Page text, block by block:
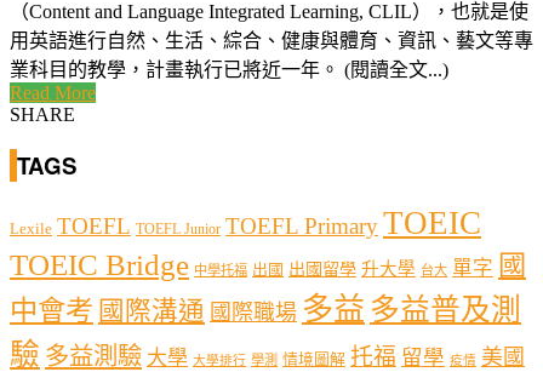
（Content and Language Integrated Learning, CLIL），也就是使
用英語進行自然、生活、綜合、健康與體育、資訊、藝文等專
業科目的教學，計畫執行已將近一年。 (閱讀全文...)
Read More
SHARE
TAGS
Lexile TOEFL TOEFL Junior TOEFL PrimaryTOEIC
TOEIC Bridge 中學托福 出國 出國留學 升大學 台大 單字 國
中會考 國際溝通 國際職場 多益 多益普及測
驗 多益測驗 大學 大學排行 學測 情境圖解 托福 留學 疫情 美國